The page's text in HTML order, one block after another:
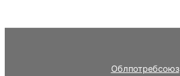
Облпотребсоюз